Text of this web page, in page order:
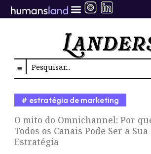
para
Search
O mito do Omnichannel: Por
Todos os Canais Pode Ser a
Estratégia
estratégia de marketing